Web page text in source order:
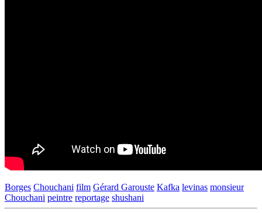
Borges Chouchani film Gérard Garouste Kafka levinas monsieur
Chouchani peintre reportage shushani